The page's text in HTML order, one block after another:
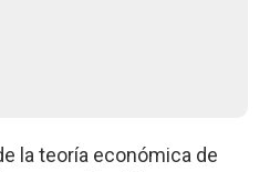
la teoría económica de